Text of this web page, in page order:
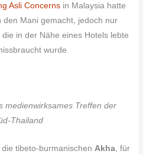
Asli Concerns in Malaysia hatte
Mani gemacht, jedoch nur
in der Nähe eines Hotels lebte
wurde
medienwirksames Treffen der
Thailand
die tibeto-burmanischenAkha, für